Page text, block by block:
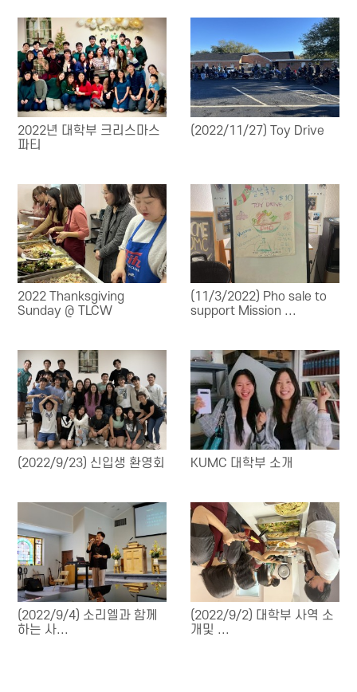
2022년 대학부 크리스마스
파티
(2022/11/27) Toy Drive
2022 Thanksgiving
Sunday @ TLCW
(11/3/2022) Pho sale to
support Mission ...
(2022/9/23) 신입생 환영회 KUMC 대학부 소개
(2022/9/4) 소리엘과 함께
하는 사...
(2022/9/2) 대학부 사역 소
개및 ...